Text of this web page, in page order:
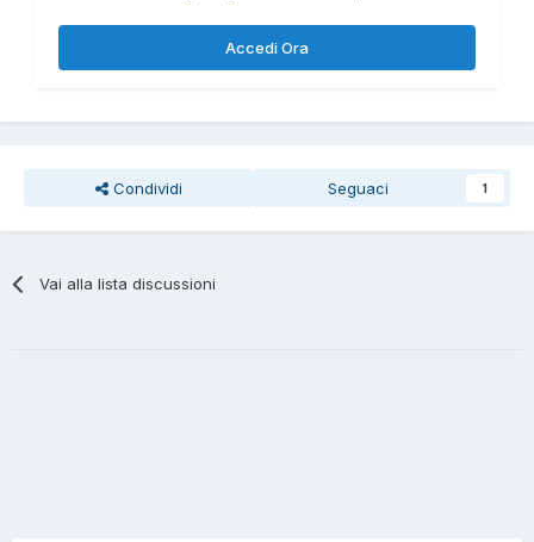
Accedi Ora
Condividi Seguaci 1
Vai alla lista discussioni